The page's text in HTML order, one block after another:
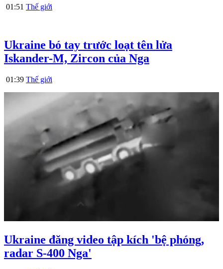
01:51 Thế giới
Ukraine bó tay trước loạt tên lửa
Iskander-M, Zircon của Nga
01:39 Thế giới
Ukraine đăng video tập kích 'bệ phóng,
radar S-400 Nga'